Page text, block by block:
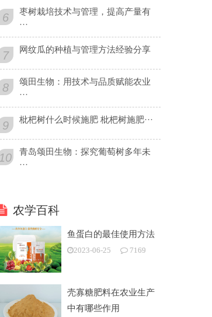
6
枣树栽培技术与管理，提高产量有
···
7 网纹瓜的种植与管理方法经验分享
8
颂田生物：用技术与品质赋能农业
···
9 枇杷树什么时候施肥 枇杷树施肥···
10
青岛颂田生物：探究葡萄树多年未
···
农学百科
鱼蛋白的最佳使用方法
2023-06-25 7169
壳寡糖肥料在农业生产
中有哪些作用